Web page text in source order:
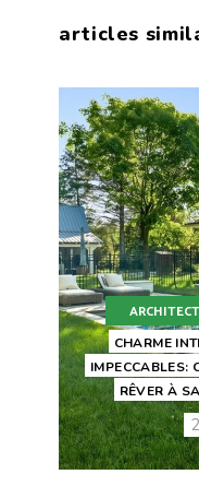
articles
CHARME
IMPECCABLES:
RÊVER À